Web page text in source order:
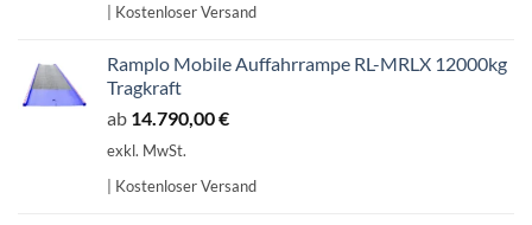
| Kostenloser Versand
Ramplo Mobile Auffahrrampe RL-MRLX 12000kg
Tragkraft
ab 14.790,00€
exkl. MwSt.
| Kostenloser Versand